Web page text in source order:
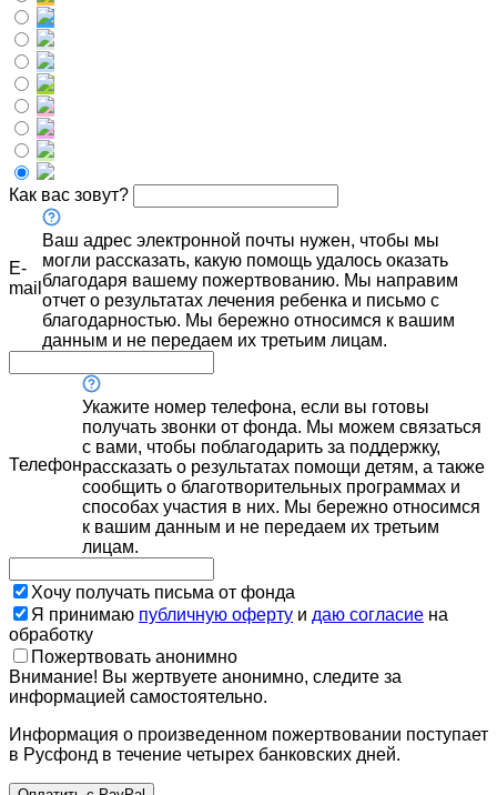
Как вас зовут?
E-
mail
Ваш адрес электронной почты нужен, чтобы мы
могли рассказать, какую помощь удалось оказать
благодаря вашему пожертвованию. Мы направим
отчет о результатах лечения ребенка и письмо с
благодарностью. Мы бережно относимся к вашим
данным и не передаем их третьим лицам.
Телефон
Укажите номер телефона, если вы готовы
получать звонки от фонда. Мы можем связаться
с вами, чтобы поблагодарить за поддержку,
рассказать о результатах помощи детям, а также
сообщить о благотворительных программах и
способах участия в них. Мы бережно относимся
к вашим данным и не передаем их третьим
лицам.
Хочу получать письма от фонда
Я принимаю публичную оферту и даю согласие на
обработку
Пожертвовать анонимно
Внимание! Вы жертвуете анонимно, следите за
информацией самостоятельно.
Информация о произведенном пожертвовании поступает
в Русфонд в течение четырех банковских дней.